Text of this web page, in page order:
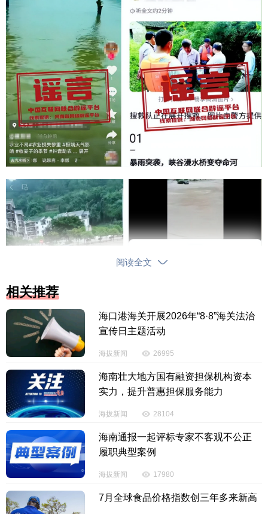
河南省周口市商水县化河乡网民惠某某发布视频
近期商水县天气平稳，化河乡全域无强降雨天气，辖
区内农田排水通畅，不存在田地被淹、农作物受损等
灾情，惠某某发布的视频内容完全为虚假信息，属于
刻意编造、传播灾情谣言。目前，公安机关已依法对
当事人进行约谈训诫。
阅读全文
相关推荐
海口港海关开展2026年“8·8”海关法治
宣传日主题活动
海拔新闻 26995
海南壮大地方国有融资担保机构资本
实力，提升普惠担保服务能力
海拔新闻 28104
海南通报一起评标专家不客观不公正
履职典型案例
海拔新闻 17980
7月全球食品价格指数创三年多来新高